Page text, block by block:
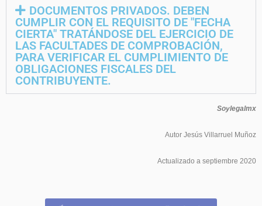
DOCUMENTOS PRIVADOS. DEBEN
CUMPLIR CON EL REQUISITO DE "FECHA
CIERTA" TRATÁNDOSE DEL EJERCICIO DE
LAS FACULTADES DE COMPROBACIÓN,
PARA VERIFICAR EL CUMPLIMIENTO DE
OBLIGACIONES FISCALES DEL
CONTRIBUYENTE.
Soylegalmx
Autor Jesús Villarruel Muñoz
Actualizado a septiembre 2020